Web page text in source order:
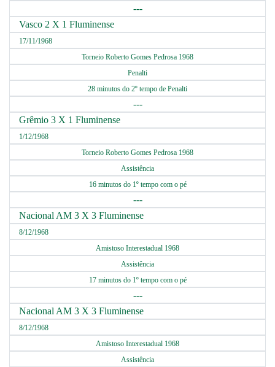
---
Vasco 2 X 1 Fluminense
17/11/1968
Torneio Roberto Gomes Pedrosa 1968
Penalti
28 minutos do 2º tempo de Penalti
---
Grêmio 3 X 1 Fluminense
1/12/1968
Torneio Roberto Gomes Pedrosa 1968
Assistência
16 minutos do 1º tempo com o pé
---
Nacional AM 3 X 3 Fluminense
8/12/1968
Amistoso Interestadual 1968
Assistência
17 minutos do 1º tempo com o pé
---
Nacional AM 3 X 3 Fluminense
8/12/1968
Amistoso Interestadual 1968
Assistência